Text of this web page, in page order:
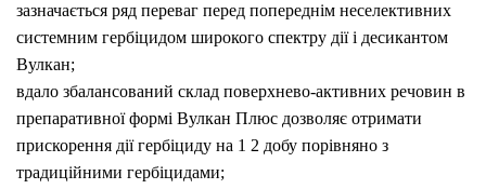
зазначається ряд переваг перед попереднім неселективних
системним гербіцидом широкого спектру дії і десикантом
Вулкан;
вдало збалансований склад поверхнево-активних речовин в
препаративної формі Вулкан Плюс дозволяє отримати
прискорення дії гербіциду на 1 2 добу порівняно з
традиційними гербіцидами;